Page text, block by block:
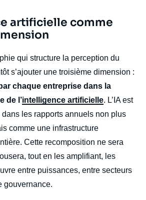
artificielle comme
qui structure la perception du
s’ajouter une troisième dimension :
chaque entreprise dans la
de l’intelligence artificielle. L’IA est
les rapports annuels non plus
comme une infrastructure
Cette recomposition ne sera
tout en les amplifiant, les
entre puissances, entre secteurs
gouvernance.